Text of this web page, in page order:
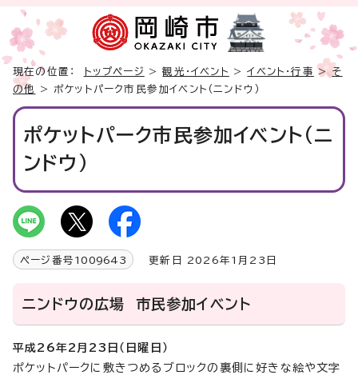
現在の位置： トップページ >観光・イベント >イベント・行事 >そ
の他
> ポケットパーク市民参加イベント（ニンドウ）
ポケットパーク市民参加イベント（ニ
ンドウ）
ページ番号 1009643 更新日 2026年1月23日
ニンドウの広場 市民参加イベント
平成26年2月23日（日曜日）
ポケットパークに敷きつめるブロックの裏側に好きな絵や文字